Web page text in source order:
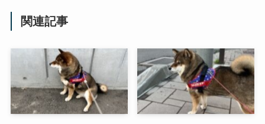
関連記事